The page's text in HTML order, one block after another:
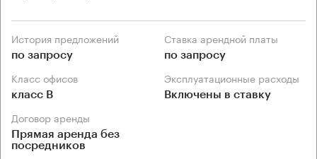
История предложений
по запросу
Ставка арендной платы
по запросу
Класс офисов
класс B
Эксплуатационные расходы
Включены в ставку
Договор аренды
Прямая аренда без
посредников